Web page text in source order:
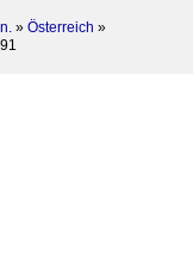
» Österreich »